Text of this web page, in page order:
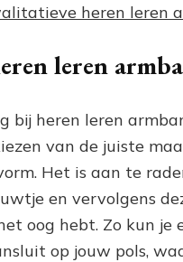
heren leren
leren
bij heren leren
van de juiste
Het is aan te
en vervolgens
oog hebt. Zo kun
op jouw pols,